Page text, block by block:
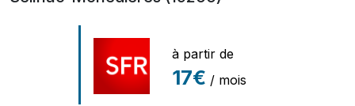
à partir de
17€ / mois